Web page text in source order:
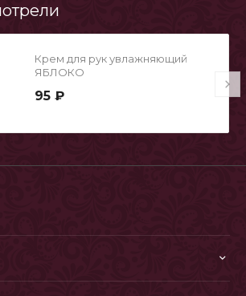
Крем для рук увлажняющий
ЯБЛОКО
95 ₽